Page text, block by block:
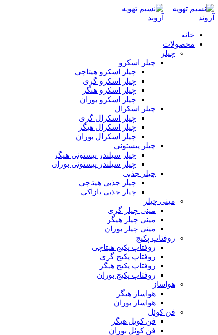
خانه
محصولات
چیلر
چیلر اسکرو
چیلر اسکرو هیتاچی
چیلر اسکرو گری
چیلر اسکرو هیگر
چیلر اسکرو بوران
چیلر اسکرال
چیلر اسکرال گری
چیلر اسکرال هیگر
چیلر اسکرال بوران
چیلر پیستونی
چیلر سیلندر پیستونی هیگر
چیلر سیلندر پیستونی بوران
چیلر جذبی
چیلر جذبی هیتاچی
چیلر جذبی یازاکی
مینی چیلر
مینی چیلر گری
مینی چیلر هیگر
مینی چیلر بوران
روفتاپ پکیج
روفتاپ پکیج هیتاچی
روفتاپ پکیج گری
روفتاپ پکیج هیگر
روفتاپ پکیج بوران
هواساز
هواساز هیگر
هواساز بوران
فن کوئل
فن کویل هیگر
فن کوئل بوران